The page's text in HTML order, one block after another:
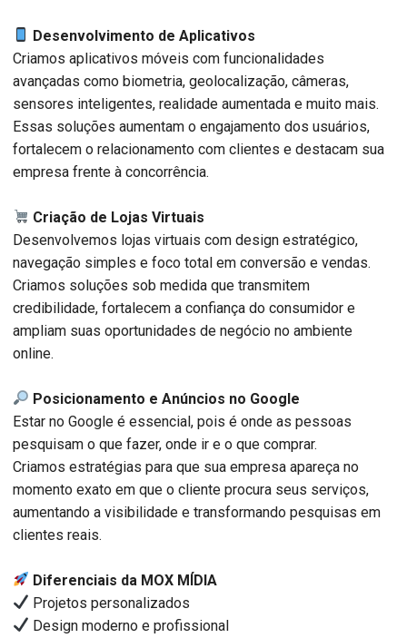
Desenvolvimento de Aplicativos
Criamos aplicativos móveis com funcionalidades
avançadas como biometria, geolocalização, câmeras,
sensores inteligentes, realidade aumentada e muito mais.
Essas soluções aumentam o engajamento dos usuários,
fortalecem o relacionamento com clientes e destacam sua
empresa frente à concorrência.
Criação de Lojas Virtuais
Desenvolvemos lojas virtuais com design estratégico,
navegação simples e foco total em conversão e vendas.
Criamos soluções sob medida que transmitem
credibilidade, fortalecem a confiança do consumidor e
ampliam suas oportunidades de negócio no ambiente
online.
Posicionamento e Anúncios no Google
Estar no Google é essencial, pois é onde as pessoas
pesquisam o que fazer, onde ir e o que comprar.
Criamos estratégias para que sua empresa apareça no
momento exato em que o cliente procura seus serviços,
aumentando a visibilidade e transformando pesquisas em
clientes reais.
Diferenciais da MOX MÍDIA
Projetos personalizados
Design moderno e profissional